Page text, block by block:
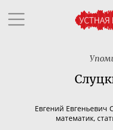
Евгений
математик,